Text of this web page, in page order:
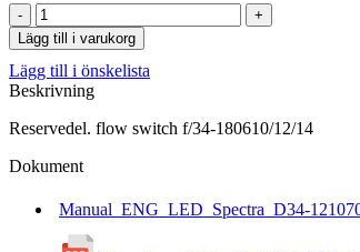
flow
switch
f/34-
180610/12/14
mängd
Lägg till i varukorg
Lägg till i önskelista
Beskrivning
Reservedel. flow switch f/34-180610/12/14
Dokument
Manual_ENG_LED_Spectra_D34-